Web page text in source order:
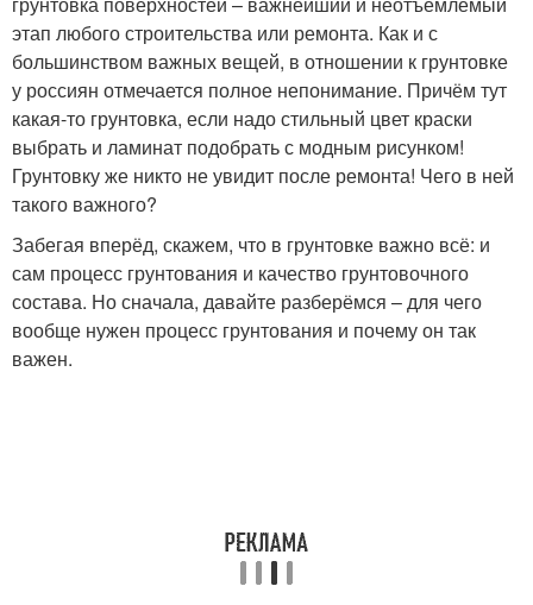
этап любого строительства или ремонта. Как и с
большинством важных вещей, в отношении к грунтовке
у россиян отмечается полное непонимание. Причём тут
какая-то грунтовка, если надо стильный цвет краски
выбрать и ламинат подобрать с модным рисунком!
Грунтовку же никто не увидит после ремонта! Чего в ней
такого важного?
Забегая вперёд, скажем, что в грунтовке важно всё: и
сам процесс грунтования и качество грунтовочного
состава. Но сначала, давайте разберёмся – для чего
вообще нужен процесс грунтования и почему он так
важен.